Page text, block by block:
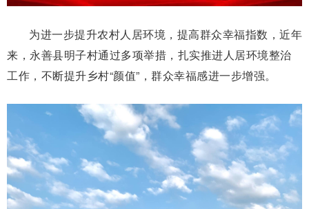
为进一步提升农村人居环境，提高群众幸福指数 ，近年
来，永善县明子村通过多项举措 ，扎实推进人居环境整治
工作，不断提升乡村“颜值”，群众幸福感进一步增强。